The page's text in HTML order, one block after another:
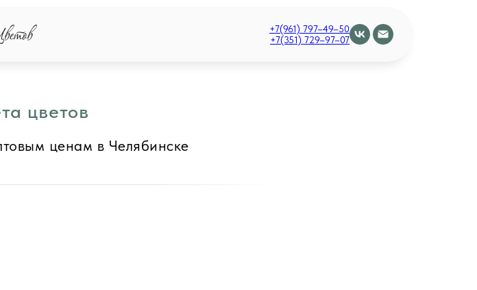
+7(961) 797–49–50
+7(351) 729–97–07
цветов
ценам в Челябинске